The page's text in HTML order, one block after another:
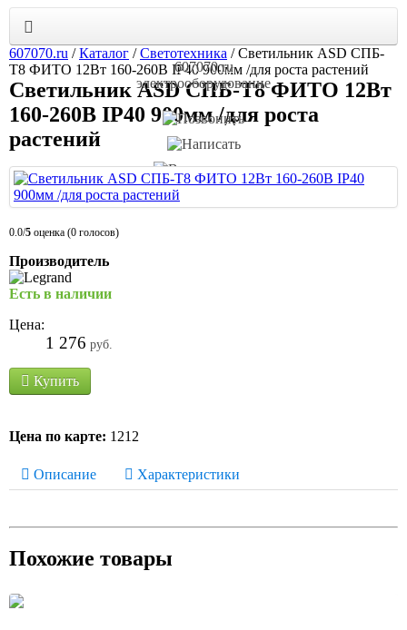
607070.ru
электрооборудование
607070.ru /Каталог /Светотехника /Светильник ASD СПБ-
Т8 ФИТО 12Вт 160-260В IP40 900мм /для роста растений
Светильник ASD СПБ-Т8 ФИТО 12Вт
160-260В IP40 900мм /для роста
растений
0.0/5 оценка (0 голосов)
Производитель
Есть в наличии
Цена:
1 276 руб.
Купить
Цена по карте: 1212
Описание Характеристики
Похожие товары